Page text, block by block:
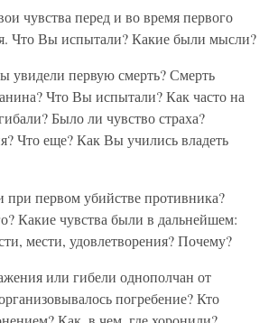
чувства перед и во время первого
Что Вы испытали? Какие были мысли?
увидели первую смерть? Смерть
Что Вы испытали? Как часто на
Было ли чувство страха?
Что еще? Как Вы учились владеть
при первом убийстве противника?
Какие чувства были в дальнейшем:
мести, удовлетворения? Почему?
или гибели однополчан от
погребение? Кто